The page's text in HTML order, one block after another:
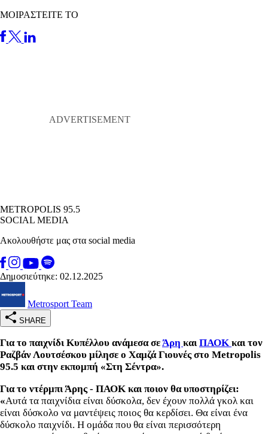
ΜΟΙΡΑΣΤΕΙΤΕ ΤΟ
METROPOLIS 95.5
SOCIAL MEDIA
Ακολουθήστε μας στα social media
Δημοσιεύτηκε: 02.12.2025
Metrosport Team
SHARE
Για το παιχνίδι Κυπέλλου ανάμεσα σεΆρη καιΠΑΟΚ και τον
Ραζβάν Λουτσέσκου μίλησε ο Χαμζά Γιουνές στο Metropolis
95.5 και στην εκπομπή «Στη Σέντρα».
Για το ντέρμπι Άρης - ΠΑΟΚ και ποιον θα υποστηρίζει:
«Αυτά τα παιχνίδια είναι δύσκολα, δεν έχουν πολλά γκολ και
είναι δύσκολο να μαντέψεις ποιος θα κερδίσει. Θα είναι ένα
δύσκολο παιχνίδι. Η ομάδα που θα είναι περισσότερη